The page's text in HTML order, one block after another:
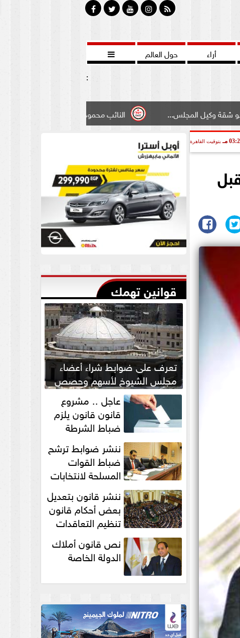
أراء حول العالم

:
النائب محمود سامي ”لبوابة الشيوخ”طالبت بادخال
مـ بتوقيت القاهرة
قوانين تهمك
تعرف على ضوابط شراء أعضاء
مجلس الشيوخ لأسهم وحصص
بالشركات عاجل .. مشروع
قانون قانون يلزم
ضباط الشرطة
بالاستئذان لخوض
انتخابات... ننشر ضوابط ترشح
ضباط القوات
المسلحة لانتخابات
الرئاسة والمجالس
النيابية والمحلية‎ ننشر قانون بتعديل
بعض أحكام قانون
تنظيم التعاقدات
نص قانون أملاك
الدولة الخاصة